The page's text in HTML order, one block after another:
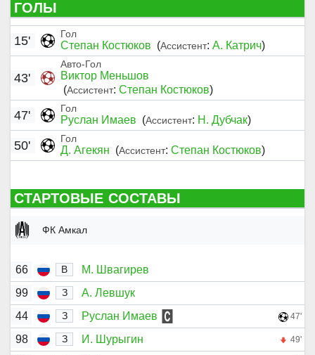
ГОЛЫ
Гол
Степан Костюков (Ассистент: А. Катрич)
15'
Авто-Гол
Виктор Меньшов
(Ассистент: Степан Костюков)
43'
Гол
Руслан Имаев (Ассистент: Н. Дубчак)
47'
Гол
Д. Агекян (Ассистент: Степан Костюков)
50'
СТАРТОВЫЕ СОСТАВЫ
ФК Амкал
66 В
М. Швагирев
99
З
А. Левшук
44
З Руслан Имаев 47'
98 З И. Шурыгин 49'